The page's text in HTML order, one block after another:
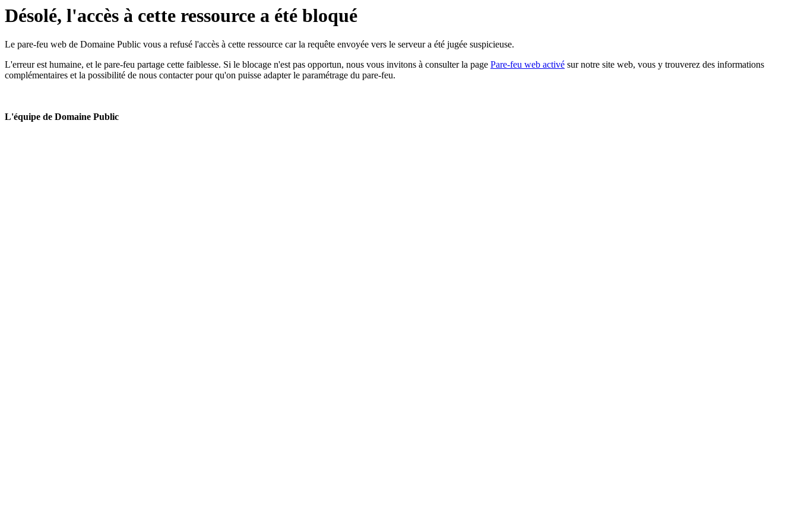
Désolé, l'accès à cette ressource a été bloqué
Le pare-feu web de Domaine Public vous a refusé l'accès à cette ressource car la requête envoyée vers le serveur a été jugée suspicieuse.
L'erreur est humaine, et le pare-feu partage cette faiblesse. Si le blocage n'est pas opportun, nous vous invitons à consulter la page Pare-feu web activé sur notre site web, vous y trouverez des informations
complémentaires et la possibilité de nous contacter pour qu'on puisse adapter le paramétrage du pare-feu.
L'équipe de Domaine Public